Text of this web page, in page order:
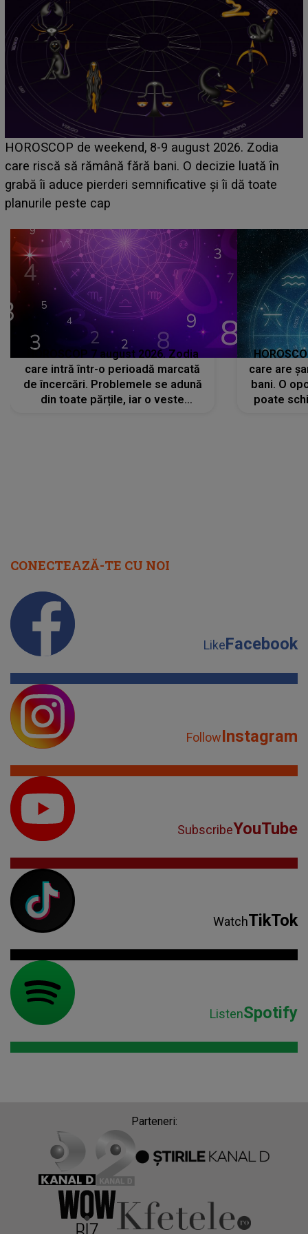
Emanuel a ținut ACEST DETALIU ASCUNS până
acum! În fața Alexandrei, concurentul din Casa Iubirii
face o MĂRTURISIRE NEAȘTEPTATĂ despre mama
sa: "I-am spus și ei în față, eu nu te iubesc pentru
HOROSCOP 7 august 2026. Zodia
care intră într-o perioadă marcată
de încercări. Problemele se adună
din toate părțile, iar o veste
care are
bani. O
poate
CONECTEAZĂ-TE CU NOI
LikeFacebook
FollowInstagram
SubscribeYouTube
WatchTikTok
ListenSpotify
Parteneri: